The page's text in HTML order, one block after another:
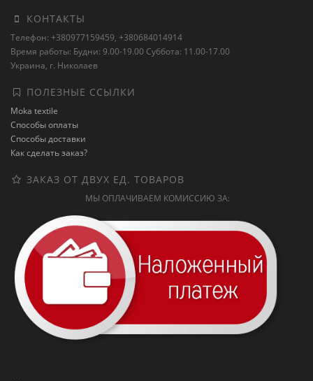
КОНТАКТЫ
Телефон: +380977159459, +380684014914
Время работы: Будни: 9.00-19.00 Суббота: 11.00-17.00
Украина, г. Николаев
ПОЛЕЗНЫЕ ССЫЛКИ
Moka textile
Способы оплаты
Способы доставки
Как сделать заказ?
ЗАКАЗ ОТ ДВУХ ЕД. ТОВАРОВ
МЫ ОПЛАЧИВАЕМ КОМИССИЮ ЗА: